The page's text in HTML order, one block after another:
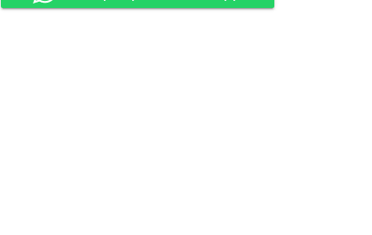
e